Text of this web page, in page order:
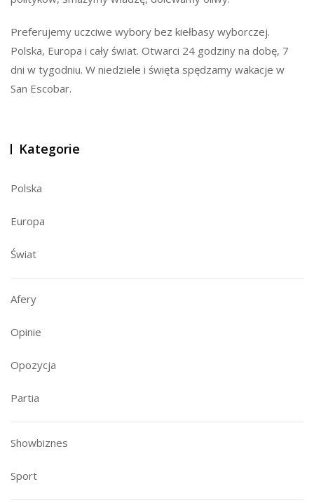
Preferujemy uczciwe wybory bez kiełbasy wyborczej.
Polska, Europa i cały świat. Otwarci 24 godziny na dobę, 7
dni w tygodniu. W niedziele i święta spędzamy wakacje w
San Escobar.
Kategorie
Polska
Europa
Świat
Afery
Opinie
Opozycja
Partia
Showbiznes
Sport